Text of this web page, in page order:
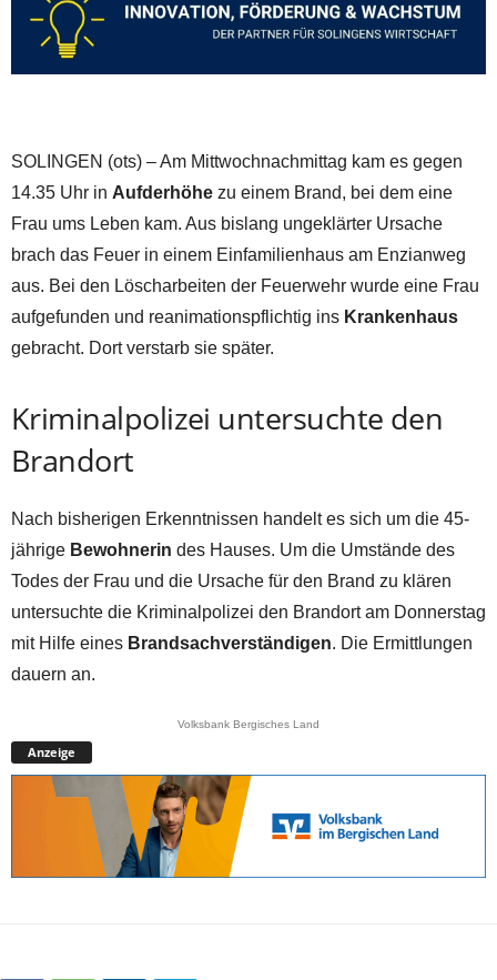
SOLINGEN (ots) – Am Mittwochnachmittag kam es gegen
14.35 Uhr in Aufderhöhe zu einem Brand, bei dem eine
Frau ums Leben kam. Aus bislang ungeklärter Ursache
brach das Feuer in einem Einfamilienhaus am Enzianweg
aus. Bei den Löscharbeiten der Feuerwehr wurde eine Frau
aufgefunden und reanimationspflichtig ins Krankenhaus
gebracht. Dort verstarb sie später.
Kriminalpolizei untersuchte den
Brandort
Nach bisherigen Erkenntnissen handelt es sich um die 45-
jährige Bewohnerin des Hauses. Um die Umstände des
Todes der Frau und die Ursache für den Brand zu klären
untersuchte die Kriminalpolizei den Brandort am Donnerstag
mit Hilfe eines Brandsachverständigen. Die Ermittlungen
dauern an.
Volksbank Bergisches Land
Anzeige